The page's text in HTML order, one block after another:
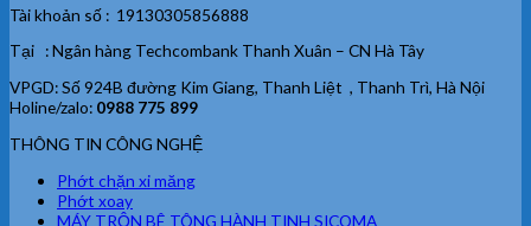
Tài khoản số : 19130305856888
Tại : Ngân hàng Techcombank Thanh Xuân – CN Hà Tây
VPGD: Số 924B đường Kim Giang, Thanh Liệt , Thanh Trì, Hà Nội
Holine/zalo: 0988 775 899
THÔNG TIN CÔNG NGHỆ
Phớt chặn xi măng
Phớt xoay
MÁY TRỘN BÊ TÔNG HÀNH TINH SICOMA